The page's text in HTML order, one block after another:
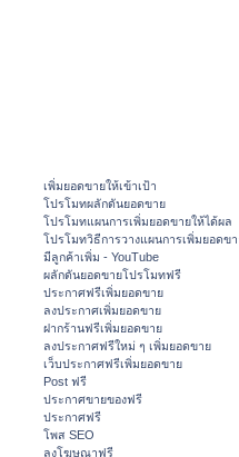
เพิ่มยอดขายให้เข้าเป้า
โปรโมทผลักดันยอดขาย
โปรโมทแผนการเพิ่มยอดขายให้ได้ผล
โปรโมทวิธีการวางแผนการเพิ่มยอดข
มีลูกค้าเพิ่ม - YouTube
ผลักดันยอดขายโปรโมทฟรี
ประกาศฟรีเพิ่มยอดขาย
ลงประกาศเพิ่มยอดขาย
ฝากร้านฟรีเพิ่มยอดขาย
ลงประกาศฟรีใหม่ ๆ เพิ่มยอดขาย
เว็บประกาศฟรีเพิ่มยอดขาย
Post ฟรี
ประกาศขายของฟรี
ประกาศฟรี
โพส SEO
ลงโฆษณาฟรี